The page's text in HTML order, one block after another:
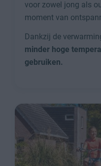
voor zowel jong als
moment van
Dankzij de
minder hoge
gebruiken.